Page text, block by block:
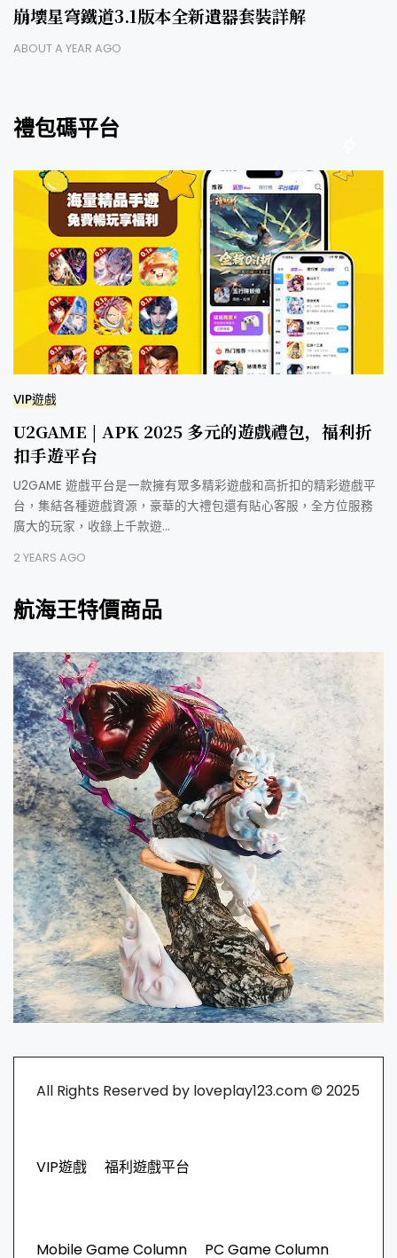
崩壞星穹鐵道3.1版本全新遺器套裝詳解
ABOUT A YEAR AGO
禮包碼平台
VIP遊戲
U2GAME | APK 2025 多元的遊戲禮包，福利折
扣手遊平台
U2GAME 遊戲平台是一款擁有眾多精彩遊戲和高折扣的精彩遊戲平
台，集結各種遊戲資源，豪華的大禮包還有貼心客服，全方位服務
廣大的玩家，收錄上千款遊…
2 YEARS AGO
航海王特價商品
All Rights Reserved by loveplay123.com © 2025
VIP遊戲 福利遊戲平台
Mobile Game Column PC Game Column